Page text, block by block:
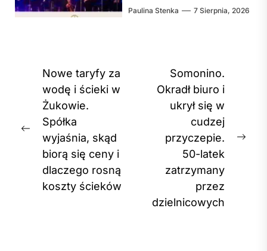
Paulina Stenka 7 Sierpnia, 2026
Nawigacja
wpisu
Previous
post:
Nowe taryfy za
wodę i ścieki w
Żukowie.
Spółka
wyjaśnia, skąd
biorą się ceny i
dlaczego rosną
koszty ścieków
Somonino.
Okradł biuro i
ukrył się w
cudzej
przyczepie.
50-latek
zatrzymany
przez
dzielnicowych